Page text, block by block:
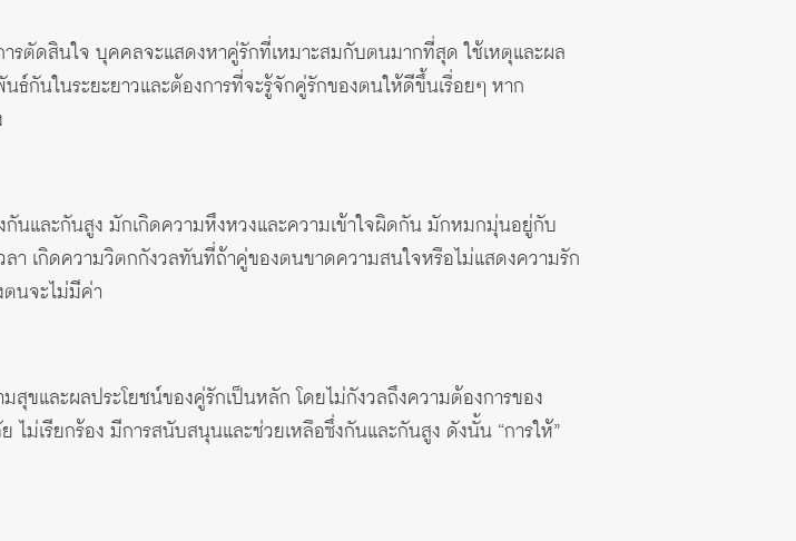
รตัดสินใจ บุคคลจะแสดงหาคู่รักที่เหมาะสมกับตนมากที่สุด ใช้เหตุและผล
นในระยะยาวและต้องการที่จะรู้จักคู่รักของตนให้ดีขึ้นเรื่อยๆ หาก
นและกันสูง มักเกิดความหึงหวงและความเข้าใจผิดกัน มักหมกมุ่นอยู่กับ
า เกิดความวิตกกังวลทันที่ถ้าคู่ของตนขาดความสนใจหรือไม่แสดงความรัก
นจะไม่มีค่า
ขและผลประโยชน์ของคู่รักเป็นหลัก โดยไม่กังวลถึงความต้องการของ
ไม่เรียกร้อง มีการสนับสนุนและช่วยเหลือซึ่งกันและกันสูง ดังนั้น “การให้”